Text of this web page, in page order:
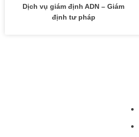
Dịch vụ giám định ADN – Giám
định tư pháp